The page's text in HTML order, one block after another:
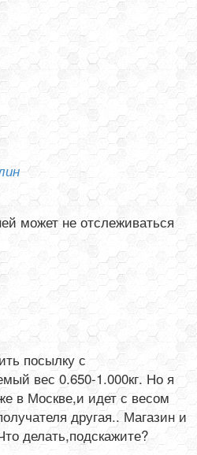
может не отслеживаться
посылку с
вес 0.650-1.000кг. Но я
в Москве,и идет с весом
другая.. Магазин и
делать,подскажите?